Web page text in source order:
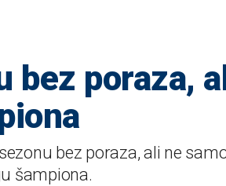
bez poraza,
bez poraza, ali ne
šampiona.